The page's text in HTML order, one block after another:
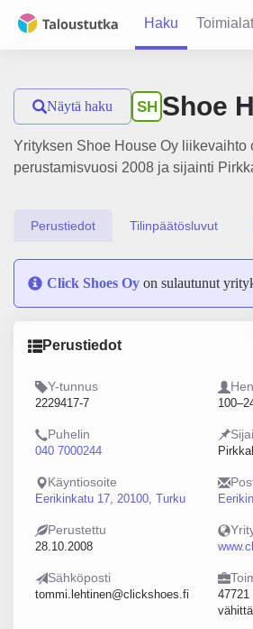
Haku Toimialat
Näytä haku SH Shoe
Yrityksen Shoe House Oy liikevaihto
perustamisvuosi 2008 ja sijainti
Perustiedot Tilinpäätösluvut
Click Shoes Oy on sulautunut
Perustiedot
Y-tunnus
2229417-7
Puhelin
040 7000244
Käyntiosoite
Eerikinkatu 17, 20100, Turku
Perustettu
28.10.2008
Sähköposti
tommi.lehtinen@clickshoes.fi
47721